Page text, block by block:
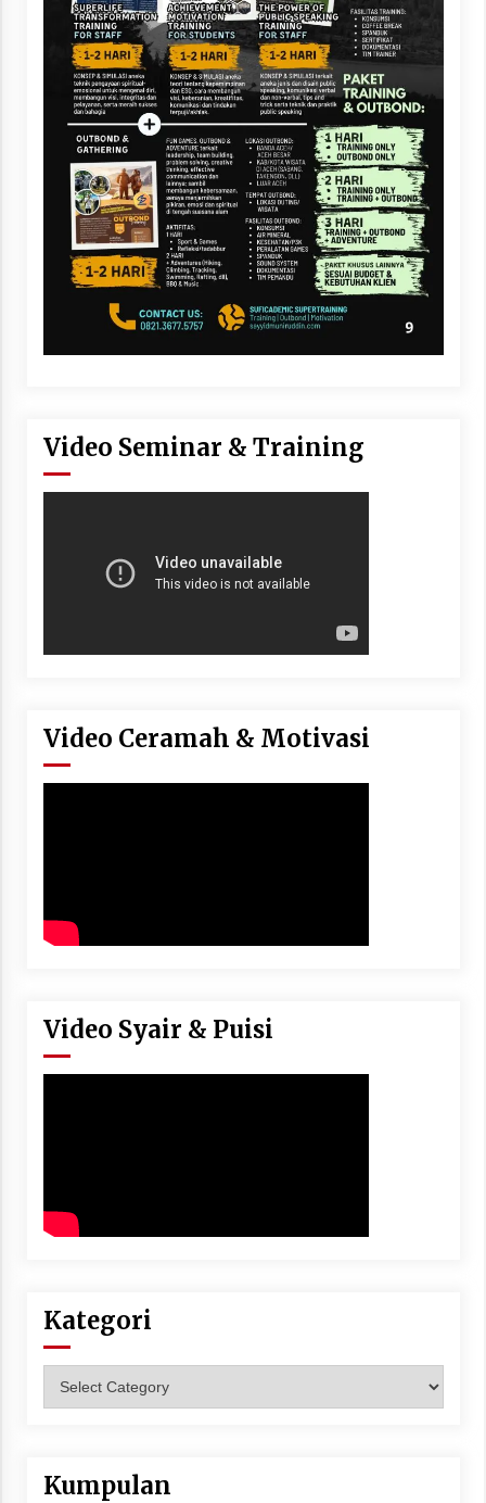
Video Seminar & Training
Video Ceramah & Motivasi
Video Syair & Puisi
Kategori
Kumpulan